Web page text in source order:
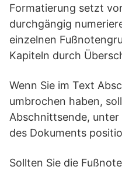
Formatierung setzt
durchgängig
einzelnen
Kapiteln durch
Wenn Sie im Text
umbrochen haben,
Abschnittsende,
des Dokuments
Sollten Sie die